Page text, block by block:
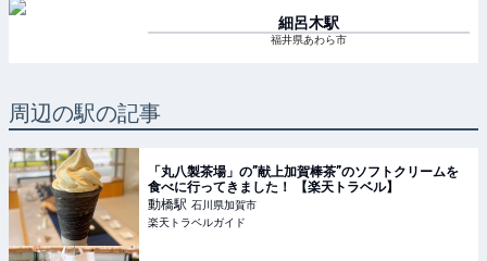
細呂木駅
福井県あわら市
周辺の駅の記事
「丸八製茶場」の”献上加賀棒茶”のソフトクリームを
食べに行ってきました！ 【楽天トラベル】
動橋駅 石川県加賀市
楽天トラベルガイド